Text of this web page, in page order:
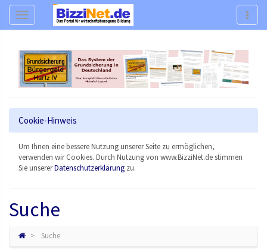
Navigation
Cookie-Hinweis
Um Ihnen eine bessere Nutzung unserer Seite zu ermöglichen,
verwenden wir Cookies. Durch Nutzung von www.BizziNet.de stimmen
Sie unsererDatenschutzerklärung zu.
Suche
Suche